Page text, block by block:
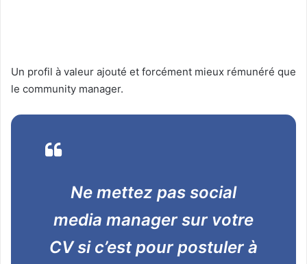
Un profil à valeur ajouté et forcément mieux rémunéré que
le community manager.
Ne mettez pas social
media manager sur votre
CV si c’est pour postuler à